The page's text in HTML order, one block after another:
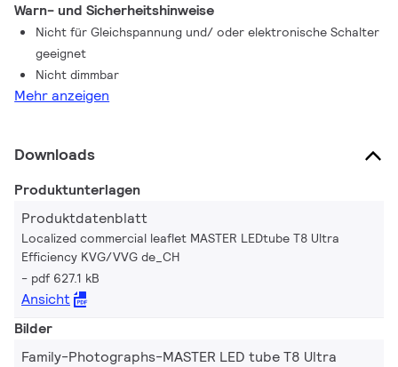
Warn- und Sicherheitshinweise
Nicht für Gleichspannung und/ oder elektronische Schalter
geeignet
Nicht dimmbar
Mehr anzeigen
Downloads
Produktunterlagen
Produktdatenblatt
Localized commercial leaflet MASTER LEDtube T8 Ultra
Efficiency KVG/VVG de_CH
pdf 627.1 kB
Ansicht
Bilder
Family-Photographs-MASTER LED tube T8 Ultra